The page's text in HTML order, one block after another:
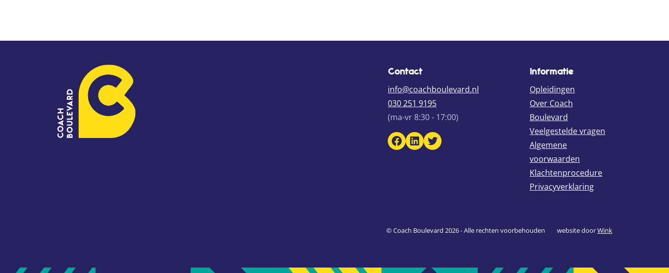
Contact
info@coachboulevard.nl
030 251 9195
(ma-vr 8:30 - 17:00)
Facebook Coach Boulevard
LinkedIn Coach Boulevard
Twitter
Informatie
Opleidingen
Over Coach
Boulevard
Veelgestelde vragen
Algemene
voorwaarden
Klachtenprocedure
Privacyverklaring
© Coach Boulevard 2026 - Alle rechten voorbehouden website doorWink